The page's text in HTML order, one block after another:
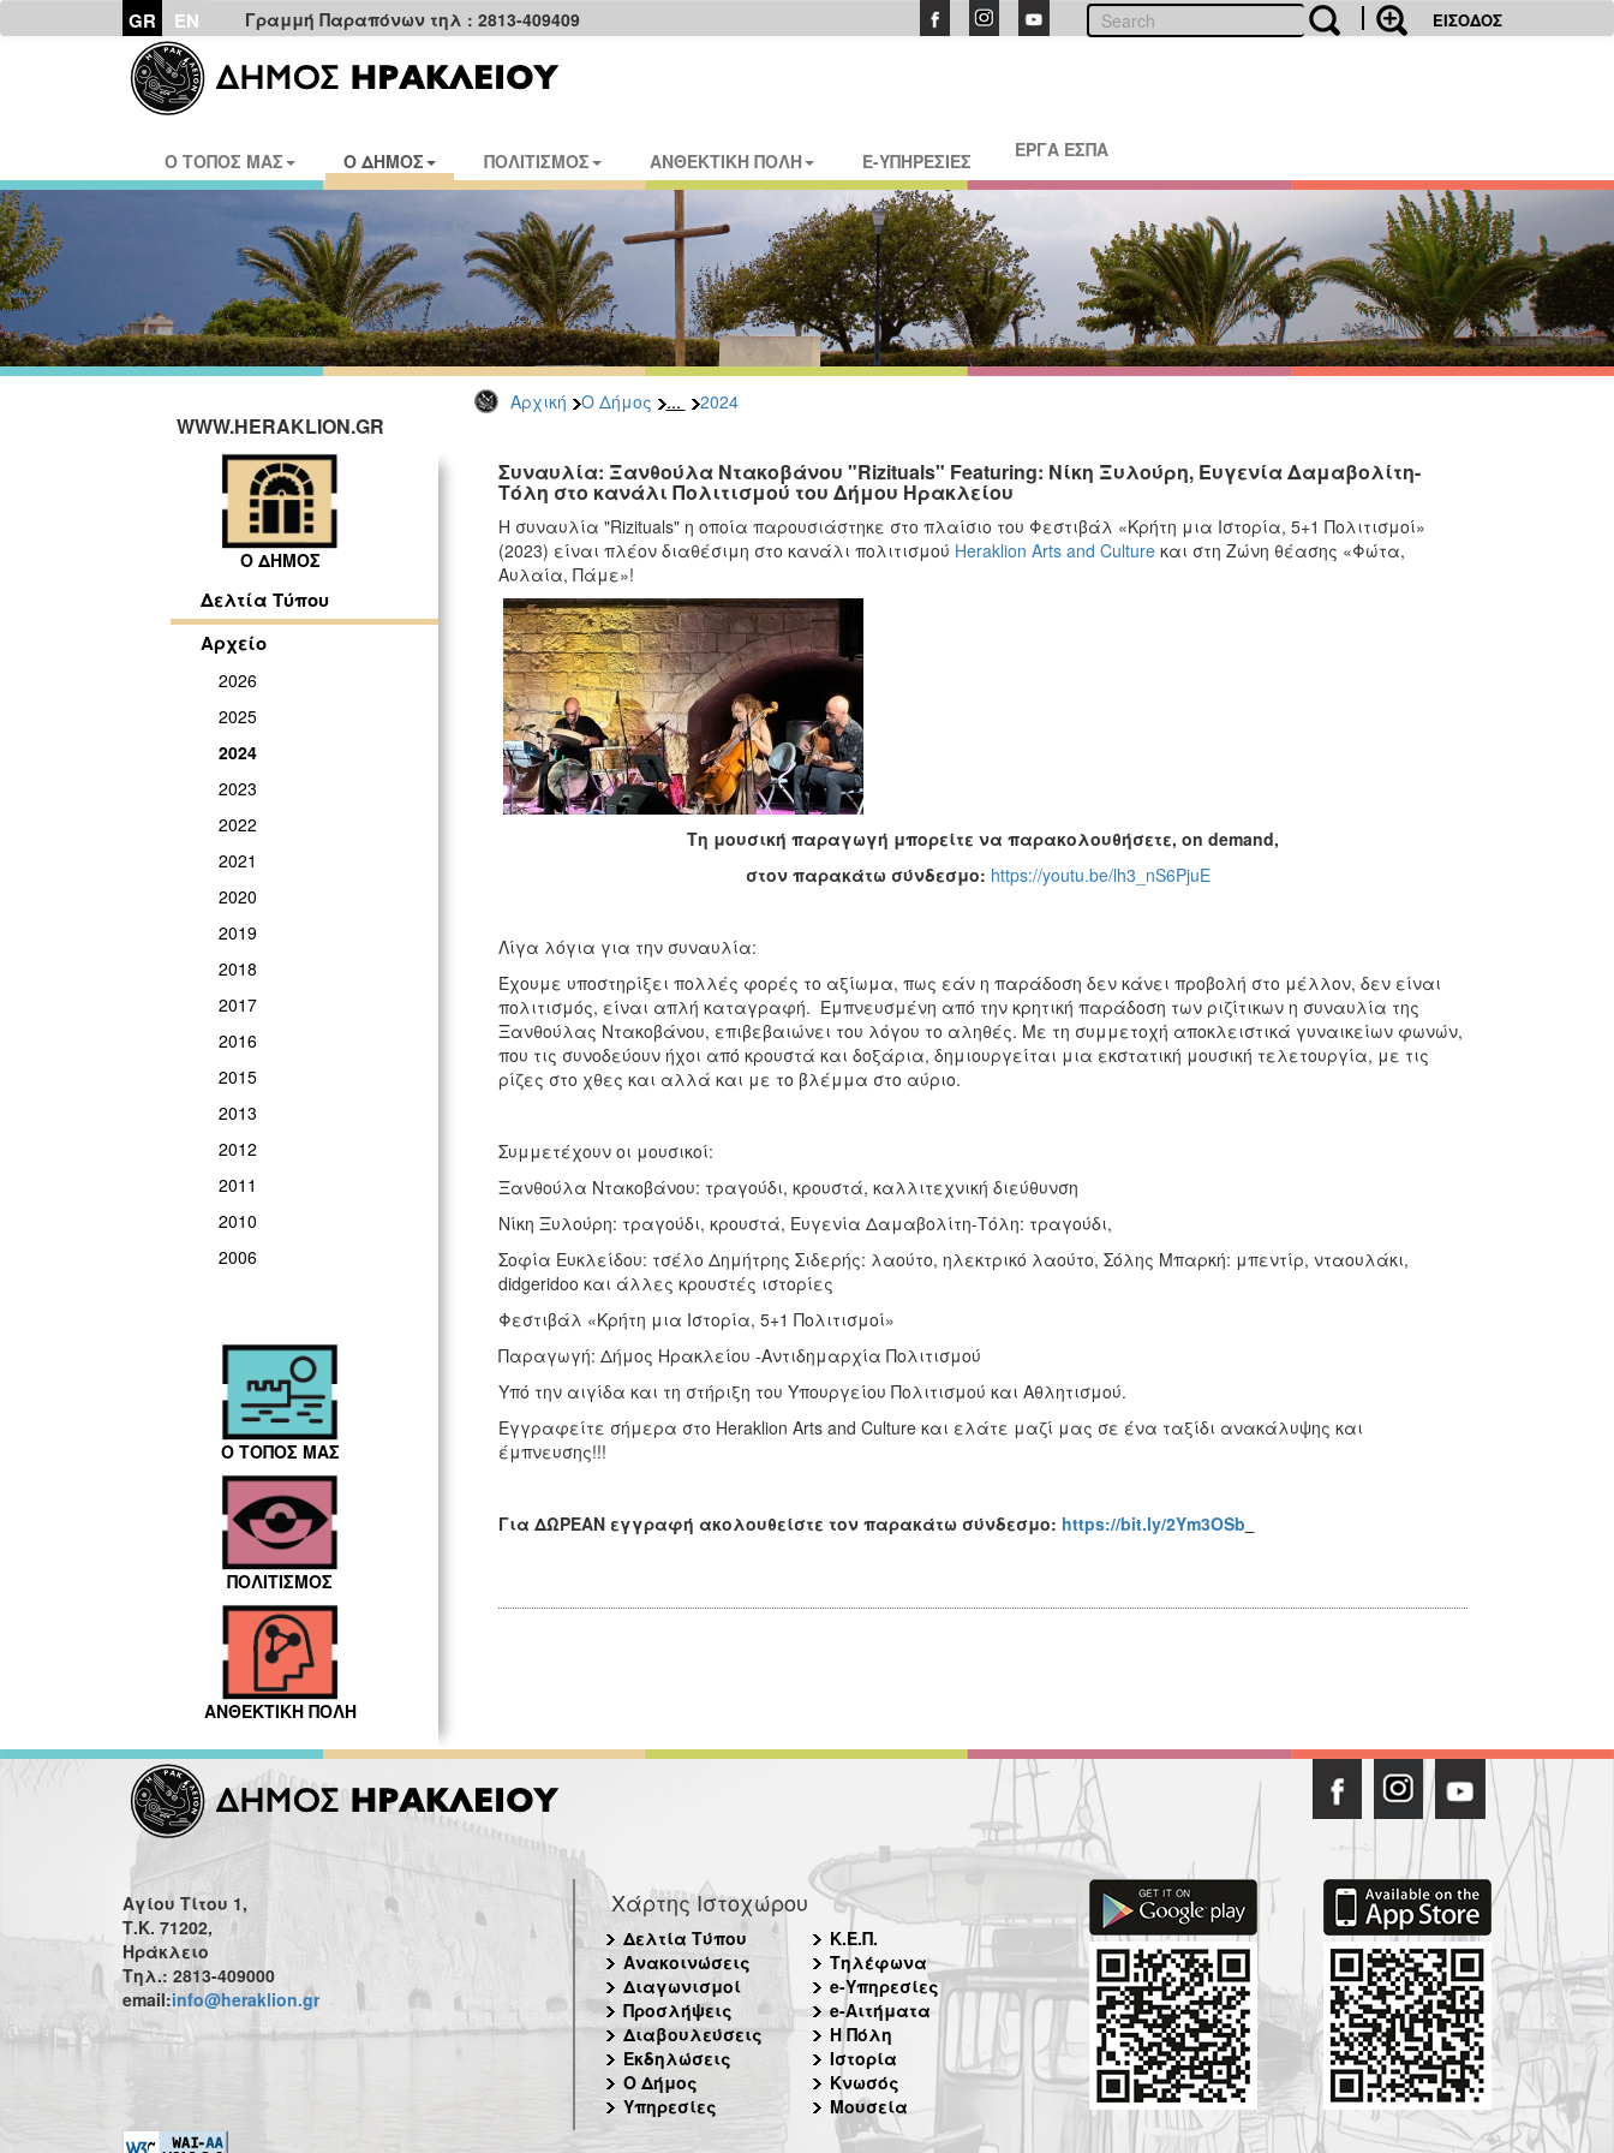
GR EN Γραμμή Παραπόνων τηλ : 2813-409409 ΕΙΣΟΔΟΣ
Ο ΤΟΠΟΣ ΜΑΣ Ο ΔΗΜΟΣ ΠΟΛΙΤΙΣΜΟΣ ΑΝΘΕΚΤΙΚΗ ΠΟΛΗ E-ΥΠΗΡΕΣΙΕΣ ΕΡΓΑ ΕΣΠΑ
Αρχική Ο Δήμος ... 2024
WWW.HERAKLION.GR
Ο ΔΗΜΟΣ
Δελτία Τύπου
Αρχείο
2026
2025
2024
2023
2022
2021
2020
2019
2018
2017
2016
2015
2013
2012
2011
2010
2006
Ο ΤΟΠΟΣ ΜΑΣ
ΠΟΛΙΤΙΣΜΟΣ
ΑΝΘΕΚΤΙΚΗ ΠΟΛΗ
Συναυλία: Ξανθούλα Ντακοβάνου "Rizituals" Featuring: Νίκη Ξυλούρη, Ευγενία Δαμαβολίτη-
Τόλη στο κανάλι Πολιτισμού του Δήμου Ηρακλείου
Η συναυλία "Rizituals" η οποία παρουσιάστηκε στο πλαίσιο του Φεστιβάλ «Κρήτη μια Ιστορία, 5+1 Πολιτισμοί»
(2023) είναι πλέον διαθέσιμη στο κανάλι πολιτισμού Heraklion Arts and Cultureκαι στη Ζώνη θέασης «Φώτα,
Αυλαία, Πάμε»!
Τη μουσική παραγωγή μπορείτε να παρακολουθήσετε, on demand,
στον παρακάτω σύνδεσμο: https://youtu.be/lh3_nS6PjuE
Λίγα λόγια για την συναυλία:
Έχουμε υποστηρίξει πολλές φορές το αξίωμα, πως εάν η παράδοση δεν κάνει προβολή στο μέλλον, δεν είναι
πολιτισμός, είναι απλή καταγραφή. Εμπνευσμένη από την κρητική παράδοση των ριζίτικων η συναυλία της
Ξανθούλας Ντακοβάνου, επιβεβαιώνει του λόγου το αληθές. Με τη συμμετοχή αποκλειστικά γυναικείων φωνών,
που τις συνοδεύουν ήχοι από κρουστά και δοξάρια, δημιουργείται μια εκστατική μουσική τελετουργία, με τις
ρίζες στο χθες και αλλά και με το βλέμμα στο αύριο.
Συμμετέχουν οι μουσικοί:
Ξανθούλα Ντακοβάνου: τραγούδι, κρουστά, καλλιτεχνική διεύθυνση
Νίκη Ξυλούρη: τραγούδι, κρουστά, Ευγενία Δαμαβολίτη-Τόλη: τραγούδι,
Σοφία Ευκλείδου: τσέλο Δημήτρης Σιδερής: λαούτο, ηλεκτρικό λαούτο, Σόλης Μπαρκή: μπεντίρ, νταουλάκι,
didgeridoo και άλλες κρουστές ιστορίες
Φεστιβάλ «Κρήτη μια Ιστορία, 5+1 Πολιτισμοί»
Παραγωγή: Δήμος Ηρακλείου -Αντιδημαρχία Πολιτισμού
Υπό την αιγίδα και τη στήριξη του Υπουργείου Πολιτισμού και Αθλητισμού.
Εγγραφείτε σήμερα στο Heraklion Arts and Culture και ελάτε μαζί μας σε ένα ταξίδι ανακάλυψης και
έμπνευσης!!!
Για ΔΩΡΕΑΝ εγγραφή ακολουθείστε τον παρακάτω σύνδεσμο: https://bit.ly/2Ym3OSb
Αγίου Τίτου 1,
Τ.Κ. 71202,
Ηράκλειο
Τηλ.: 2813-409000
email:info@heraklion.gr
Χάρτης Ιστοχώρου
Δελτία Τύπου
Ανακοινώσεις
Διαγωνισμοί
Προσλήψεις
Διαβουλεύσεις
Εκδηλώσεις
Ο Δήμος
Υπηρεσίες
Κ.Ε.Π.
Τηλέφωνα
e-Υπηρεσίες
e-Αιτήματα
Η Πόλη
Ιστορία
Κνωσός
Μουσεία